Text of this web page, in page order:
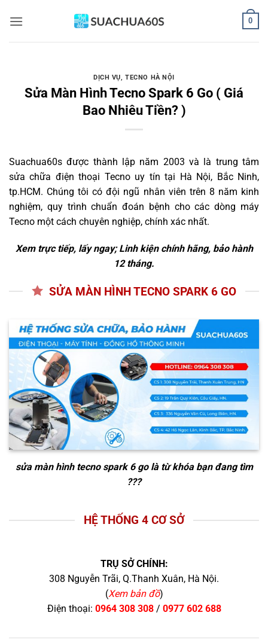
qua
0
DỊCH VỤ,TECNO HÀ NỘI
Sửa Màn Hình Tecno Spark 6 Go ( Giá
Bao Nhiêu Tiền? )
Suachua60s được thành lập năm 2003 và là trung tâm
sửa chữa điện thoại Tecno uy tín tại Hà Nội, Bắc Ninh,
tp.HCM. Chúng tôi có đội ngũ nhân viên trên 8 năm kinh
nghiệm, quy trình chuẩn đoán bệnh cho các dòng máy
Tecno một cách chuyên nghiệp, chính xác nhất.
Xem trực tiếp, lấy ngay; Linh kiện chính hãng, bảo hành
12 tháng.
SỬA MÀN HÌNH TECNO SPARK 6 GO
sửa màn hình tecno spark 6 golà từ khóa bạn đang tìm
???
HỆ THỐNG 4 CƠ SỞ
TRỤ SỞ CHÍNH:
308 Nguyễn Trãi, Q.Thanh Xuân, Hà Nội.
(Xem bản đồ)
Điện thoại: 0964 308 308/ 0977 602 688